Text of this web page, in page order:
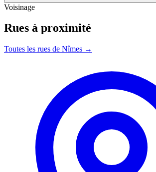
Voisinage
Rues à proximité
Toutes les rues de Nîmes →